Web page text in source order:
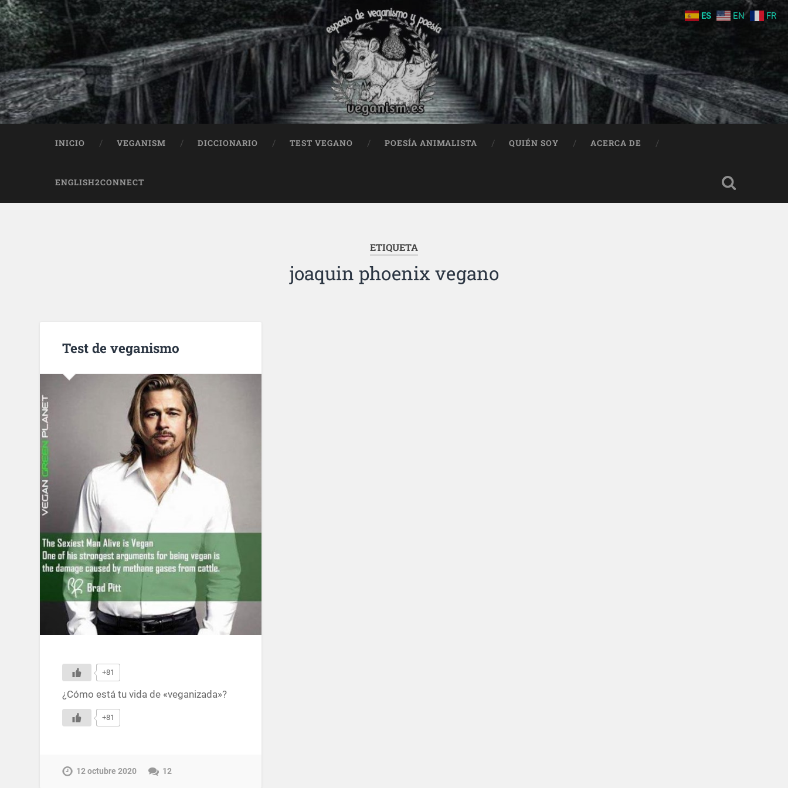
INICIO VEGANISM DICCIONARIO TEST VEGANO POESÍA ANIMALISTA QUIÉN SOY ACERCA DE
ENGLISH2CONNECT
ETIQUETA
joaquin phoenix vegano
Test de veganismo
+81
¿Cómo está tu vida de «veganizada»?
+81
12 octubre 2020 12
ES EN FR